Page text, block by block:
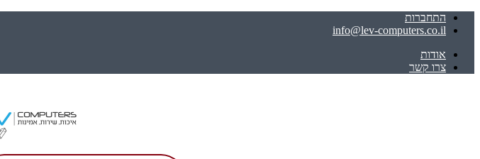
התחברות
info@lev-computers.co.il
אודות
צרו קשר